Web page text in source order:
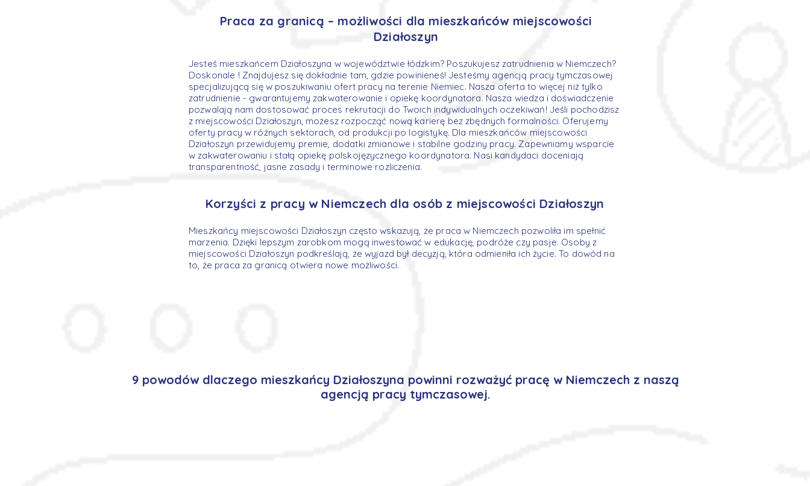
Praca za granicą – możliwości dla mieszkańców miejscowości
Działoszyn
Jesteś mieszkańcem Działoszyna w województwie łódzkim? Poszukujesz zatrudnienia w Niemczech?
Doskonale ! Znajdujesz się dokładnie tam, gdzie powinieneś! Jesteśmy agencją pracy tymczasowej
specjalizującą się w poszukiwaniu ofert pracy na terenie Niemiec. Nasza oferta to więcej niż tylko
zatrudnienie - gwarantujemy zakwaterowanie i opiekę koordynatora. Nasza wiedza i doświadczenie
pozwalają nam dostosować proces rekrutacji do Twoich indywidualnych oczekiwań! Jeśli pochodzisz
z miejscowości Działoszyn, możesz rozpocząć nową karierę bez zbędnych formalności. Oferujemy
oferty pracy w różnych sektorach, od produkcji po logistykę. Dla mieszkańców miejscowości
Działoszyn przewidujemy premie, dodatki zmianowe i stabilne godziny pracy. Zapewniamy wsparcie
w zakwaterowaniu i stałą opiekę polskojęzycznego koordynatora. Nasi kandydaci doceniają
transparentność, jasne zasady i terminowe rozliczenia.
Korzyści z pracy w Niemczech dla osób z miejscowości Działoszyn
Mieszkańcy miejscowości Działoszyn często wskazują, że praca w Niemczech pozwoliła im spełnić
marzenia. Dzięki lepszym zarobkom mogą inwestować w edukację, podróże czy pasje. Osoby z
miejscowości Działoszyn podkreślają, że wyjazd był decyzją, która odmieniła ich życie. To dowód na
to, że praca za granicą otwiera nowe możliwości.
9 powodów dlaczego mieszkańcy Działoszyna powinni rozważyć pracę w Niemczech z naszą
agencją pracy tymczasowej.